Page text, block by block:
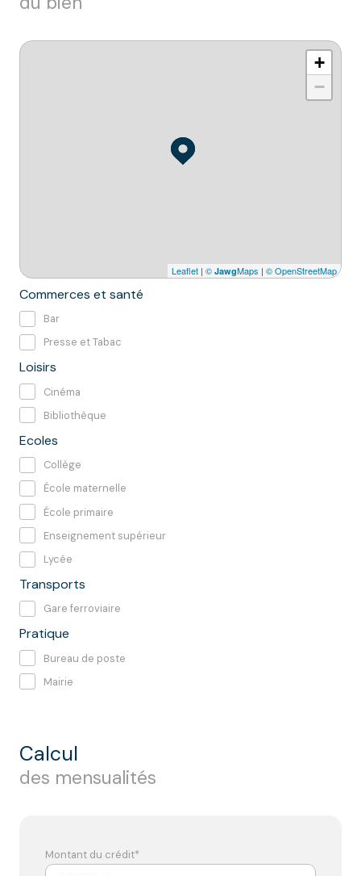
+
−
Leaflet | © JawgMaps | © OpenStreetMap
Commerces et santé
Bar
Presse et Tabac
Loisirs
Cinéma
Bibliothèque
Ecoles
Collège
École maternelle
École primaire
Enseignement supérieur
Lycée
Transports
Gare ferroviaire
Pratique
Bureau de poste
Mairie
calcul
des mensualités
Montant du crédit*